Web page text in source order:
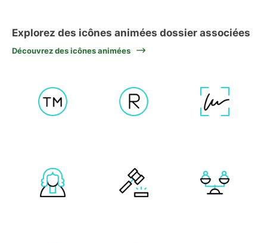
Explorez des icônes animées dossier associées
Découvrez des icônes animées